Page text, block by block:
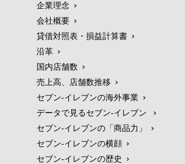
企業理念
会社概要
貸借対照表・損益計算書
沿革
国内店舗数
売上高、店舗数推移
セブン‐イレブンの海外事業
データで見るセブン‐イレブン
セブン‐イレブンの「商品力」
セブン-イレブンの横顔
セブン-イレブンの歴史